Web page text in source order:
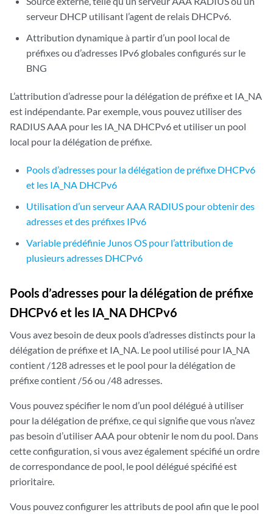
serveur DHCP utilisant l’agent de relais DHCPv6.
Attribution dynamique à partir d’un pool local de
préfixes ou d’adresses IPv6 globales configurés sur le
BNG
L’attribution d’adresse pour la délégation de préfixe et IA_NA
est indépendante. Par exemple, vous pouvez utiliser des
RADIUS AAA pour les IA_NA DHCPv6 et utiliser un pool
local pour la délégation de préfixe.
Pools d’adresses pour la délégation de préfixe DHCPv6
et les IA_NA DHCPv6
Utilisation d’un serveur AAA RADIUS pour obtenir des
adresses et des préfixes IPv6
Variable prédéfinie Junos OS pour l’attribution de
plusieurs adresses DHCPv6
Pools d’adresses pour la délégation de préfixe
DHCPv6 et les IA_NA DHCPv6
Vous avez besoin de deux pools d’adresses distincts pour la
délégation de préfixe et IA_NA. Le pool utilisé pour IA_NA
contient /128 adresses et le pool pour la délégation de
préfixe contient /56 ou /48 adresses.
Vous pouvez spécifier le nom d’un pool délégué à utiliser
pour la délégation de préfixe, ce qui signifie que vous n’avez
pas besoin d’utiliser AAA pour obtenir le nom du pool. Dans
cette configuration, si vous avez également spécifié un ordre
de correspondance de pool, le pool délégué spécifié est
prioritaire.
Vous pouvez configurer les attributs de pool afin que le pool